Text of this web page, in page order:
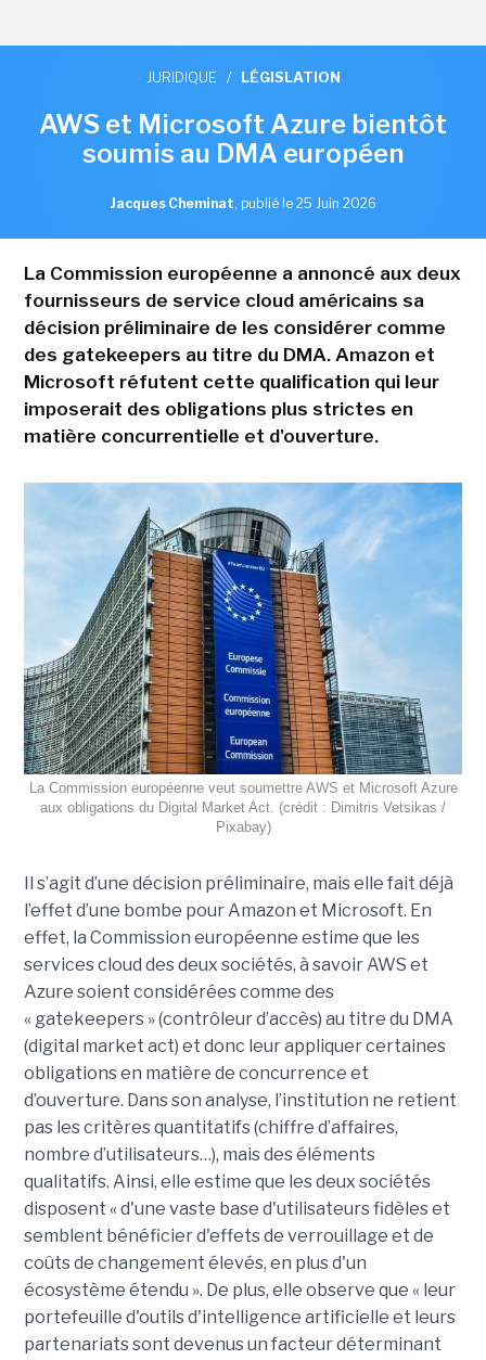
JURIDIQUE / LÉGISLATION
AWS et Microsoft Azure bientôt
soumis au DMA européen
Jacques Cheminat, publié le 25 Juin 2026
La Commission européenne a annoncé aux deux
fournisseurs de service cloud américains sa
décision préliminaire de les considérer comme
des gatekeepers au titre du DMA. Amazon et
Microsoft réfutent cette qualification qui leur
imposerait des obligations plus strictes en
matière concurrentielle et d'ouverture.
La Commission européenne veut soumettre AWS et Microsoft Azure
aux obligations du Digital Market Act. (crédit : Dimitris Vetsikas /
Pixabay)
Il s’agit d’une décision préliminaire, mais elle fait déjà
l’effet d’une bombe pour Amazon et Microsoft. En
effet, la Commission européenne estime que les
services cloud des deux sociétés, à savoir AWS et
Azure soient considérées comme des
« gatekeepers » (contrôleur d’accès) au titre du DMA
(digital market act) et donc leur appliquer certaines
obligations en matière de concurrence et
d’ouverture. Dans son analyse, l’institution ne retient
pas les critères quantitatifs (chiffre d’affaires,
nombre d’utilisateurs…), mais des éléments
qualitatifs. Ainsi, elle estime que les deux sociétés
disposent « d'une vaste base d'utilisateurs fidèles et
semblent bénéficier d'effets de verrouillage et de
coûts de changement élevés, en plus d'un
écosystème étendu ». De plus, elle observe que « leur
portefeuille d'outils d'intelligence artificielle et leurs
partenariats sont devenus un facteur déterminant